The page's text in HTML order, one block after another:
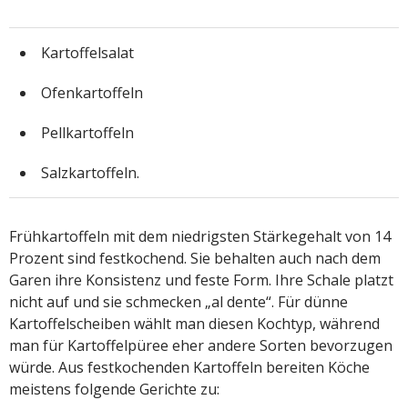
Kartoffelsalat
Ofenkartoffeln
Pellkartoffeln
Salzkartoffeln.
Frühkartoffeln mit dem niedrigsten Stärkegehalt von 14
Prozent sind festkochend. Sie behalten auch nach dem
Garen ihre Konsistenz und feste Form. Ihre Schale platzt
nicht auf und sie schmecken „al dente“. Für dünne
Kartoffelscheiben wählt man diesen Kochtyp, während
man für Kartoffelpüree eher andere Sorten bevorzugen
würde. Aus festkochenden Kartoffeln bereiten Köche
meistens folgende Gerichte zu: